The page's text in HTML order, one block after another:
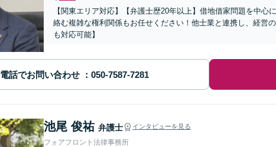
【関東エリア対応】【弁護士歴20年以上】借地借家問題を中
絡む複雑な権利関係もお任せください！他士業と連携し、経営
も対応可能】
電話でお問い合わせ
池尾 俊祐 弁護士 インタビューを見る
フォアフロント法律事務所